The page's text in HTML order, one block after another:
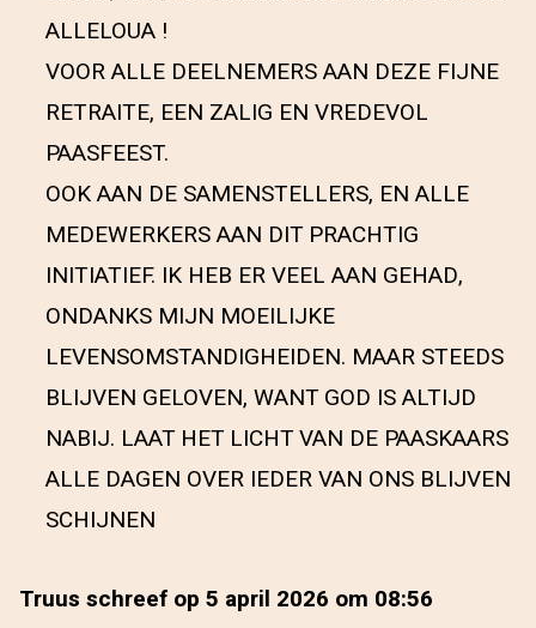
ALLELOUA !
VOOR ALLE DEELNEMERS AAN DEZE FIJNE
RETRAITE, EEN ZALIG EN VREDEVOL
PAASFEEST.
OOK AAN DE SAMENSTELLERS, EN ALLE
MEDEWERKERS AAN DIT PRACHTIG
INITIATIEF. IK HEB ER VEEL AAN GEHAD,
ONDANKS MIJN MOEILIJKE
LEVENSOMSTANDIGHEIDEN. MAAR STEEDS
BLIJVEN GELOVEN, WANT GOD IS ALTIJD
NABIJ. LAAT HET LICHT VAN DE PAASKAARS
ALLE DAGEN OVER IEDER VAN ONS BLIJVEN
SCHIJNEN
Truus schreef op 5 april 2026 om 08:56